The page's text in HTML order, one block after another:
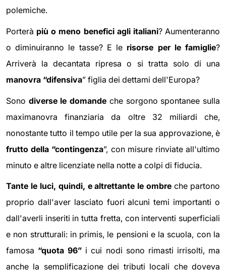
polemiche.
Porterà più o meno benefici agli italiani? Aumenteranno
o diminuiranno le tasse? E le risorse per le famiglie?
Arriverà la decantata ripresa o si tratta solo di una
manovra “difensiva” figlia dei dettami dell'Europa?
Sono diverse le domande che sorgono spontanee sulla
maximanovra finanziaria da oltre 32 miliardi che,
nonostante tutto il tempo utile per la sua approvazione, è
frutto della “contingenza”, con misure rinviate all'ultimo
minuto e altre licenziate nella notte a colpi di fiducia.
Tante le luci, quindi, e altrettante le ombre che partono
proprio dall'aver lasciato fuori alcuni temi importanti o
dall'averli inseriti in tutta fretta, con interventi superficiali
e non strutturali: in primis, le pensioni e la scuola, con la
famosa “quota 96” i cui nodi sono rimasti irrisolti, ma
anche la semplificazione dei tributi locali che doveva